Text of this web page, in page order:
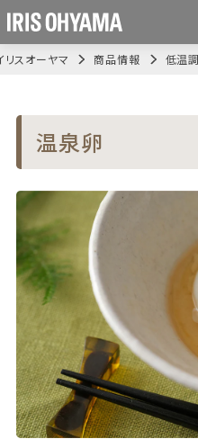
リスオーヤマ 商品情報 低温
温泉卵